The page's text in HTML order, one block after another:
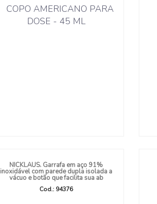
NICKLAUS. Garrafa em aço 91%
inoxidável com parede dupla isolada a
vácuo e botão que facilita sua ab
Cod.: 94376